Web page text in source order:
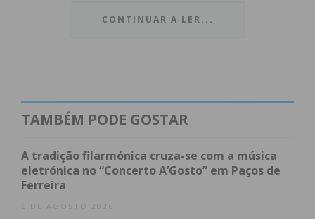
cocaína; 700 euros em dinheiro”.
Subscreva a newsletter do
Imediato
CONTINUAR A LER...
TAMBÉM PODE GOSTAR
A tradição filarmónica cruza-se com a música
eletrónica no “Concerto A’Gosto” em Paços de
Ferreira
6 DE AGOSTO 2026